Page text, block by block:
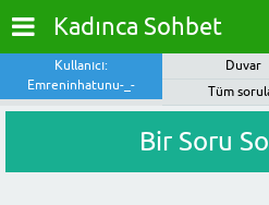
Kadınca Sohbet
Kullanıcı:
Emreninhatunu-_-
Duvar
Tüm
Bir Soru